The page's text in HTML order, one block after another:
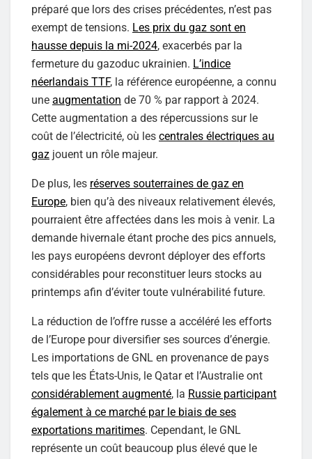
préparé que lors des crises précédentes, n’est pas
exempt de tensions. Les prix du gaz sont en
hausse depuis la mi-2024, exacerbés par la
fermeture du gazoduc ukrainien. L’indice
néerlandais TTF, la référence européenne, a connu
une augmentation de 70 % par rapport à 2024.
Cette augmentation a des répercussions sur le
coût de l’électricité, où les centrales électriques au
gaz jouent un rôle majeur.
De plus, les réserves souterraines de gaz en
Europe, bien qu’à des niveaux relativement élevés,
pourraient être affectées dans les mois à venir. La
demande hivernale étant proche des pics annuels,
les pays européens devront déployer des efforts
considérables pour reconstituer leurs stocks au
printemps afin d’éviter toute vulnérabilité future.
La réduction de l’offre russe a accéléré les efforts
de l’Europe pour diversifier ses sources d’énergie.
Les importations de GNL en provenance de pays
tels que les États-Unis, le Qatar et l’Australie ont
considérablement augmenté, la Russie participant
également à ce marché par le biais de ses
exportations maritimes. Cependant, le GNL
représente un coût beaucoup plus élevé que le